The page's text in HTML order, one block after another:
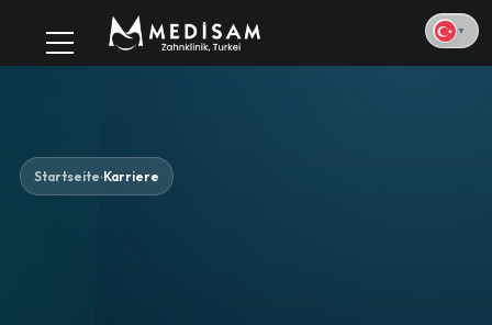
Startseite›Karriere
▼